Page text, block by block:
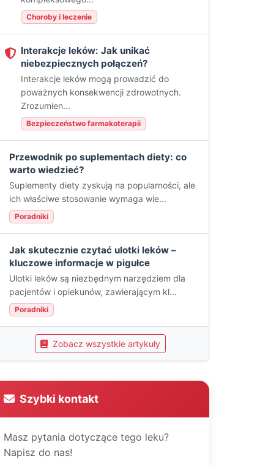
Choroby i leczenie
Interakcje leków: Jak unikać
niebezpiecznych połączeń?
Interakcje leków mogą prowadzić do
poważnych konsekwencji zdrowotnych.
Zrozumien...
Bezpieczeństwo farmakoterapii
Przewodnik po suplementach diety: co
warto wiedzieć?
Suplementy diety zyskują na popularności, ale
ich właściwe stosowanie wymaga wie...
Poradniki
Jak skutecznie czytać ulotki leków –
kluczowe informacje w pigułce
Ulotki leków są niezbędnym narzędziem dla
pacjentów i opiekunów, zawierającym kl...
Poradniki
Zobacz wszystkie artykuły
Szybki kontakt
Masz pytania dotyczące tego leku?
Napisz do nas!